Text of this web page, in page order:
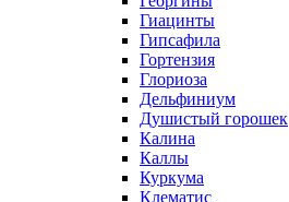
Гиацинты
Гипсафила
Гортензия
Глориоза
Дельфиниум
Душистый горошек
Калина
Каллы
Куркума
Клематис